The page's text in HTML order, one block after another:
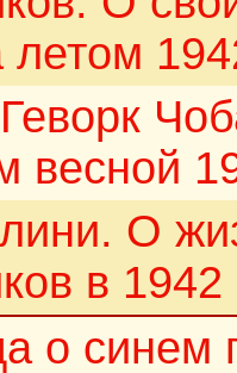
весной
О
в 1942
о синем